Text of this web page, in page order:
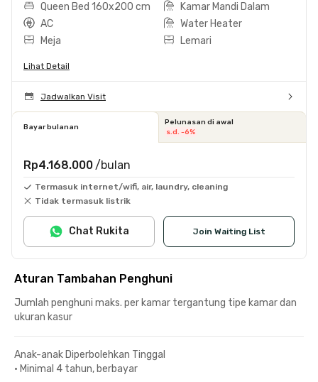
Queen Bed 160x200 cm
Kamar Mandi Dalam
AC
Water Heater
Meja
Lemari
Lihat Detail
Jadwalkan Visit
Bayar bulanan
Pelunasan di awal
s.d. -6%
Rp4.168.000 /bulan
Termasuk internet/wifi, air, laundry, cleaning
Tidak termasuk listrik
Join Waiting List
Chat Rukita
Aturan Tambahan Penghuni
Jumlah penghuni maks. per kamar tergantung tipe kamar dan
ukuran kasur
Anak-anak Diperbolehkan Tinggal
• Minimal 4 tahun, berbayar